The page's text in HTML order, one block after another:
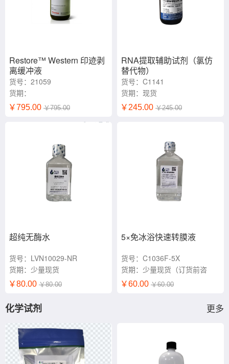
Restore™ Western 印迹剥
离缓冲液
货号：21059
货期：
￥795.00 ￥795.00
RNA提取辅助试剂（氯仿
替代物）
货号：C1141
货期：现货
￥245.00 ￥245.00
超纯无酶水
货号：LVN10029-NR
货期：少量现货
￥80.00 ￥80.00
5×免冰浴快速转膜液
货号：C1036F-5X
货期：少量现货（订货前咨
询）
￥60.00 ￥60.00
化学试剂 更多